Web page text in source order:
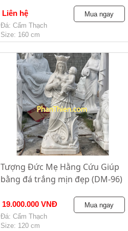
Liên hệ
Đá: Cẩm Thạch
Size: 160 cm
Mua ngay
Tượng Đức Mẹ Hằng Cứu Giúp
bằng đá trắng mịn đẹp (DM-96)
19.000.000 VNĐ
Đá: Cẩm Thạch
Size: 120 cm
Mua ngay